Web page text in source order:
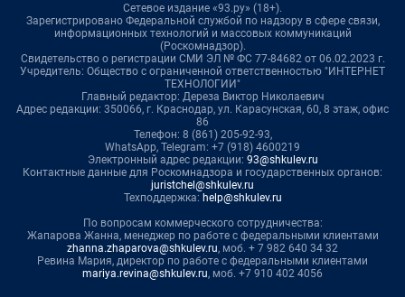
Сетевое издание «93.ру» (18+).
Зарегистрировано Федеральной службой по надзору в сфере связи,
информационных технологий и массовых коммуникаций
(Роскомнадзор).
Свидетельство о регистрации СМИ ЭЛ № ФС 77-84682 от 06.02.2023 г.
Учредитель: Общество с ограниченной ответственностью "ИНТЕРНЕТ
ТЕХНОЛОГИИ"
Главный редактор: Дереза Виктор Николаевич
Адрес редакции: 350066, г. Краснодар, ул. Карасунская, 60, 8 этаж, офис
86
Телефон: 8 (861) 205-92-93,
WhatsApp, Telegram: +7 (918) 4600219
Электронный адрес редакции: 93@shkulev.ru
Контактные данные для Роскомнадзора и государственных органов:
juristchel@shkulev.ru
Техподдержка: help@shkulev.ru
По вопросам коммерческого сотрудничества:
Жапарова Жанна, менеджер по работе с федеральными клиентами
zhanna.zhaparova@shkulev.ru, моб. + 7 982 640 34 32
Ревина Мария, директор по работе с федеральными клиентами
mariya.revina@shkulev.ru, моб. +7 910 402 4056